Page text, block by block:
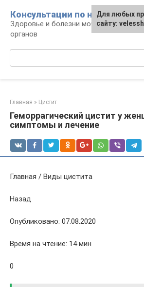
контенту
Консультации по нефрологии
Здоровье и болезни
органов
Главная » Цистит
Геморрагический цистит у
симптомы и лечение
Главная / Виды цистита
Назад
Опубликовано: 07.08.2020
Время на чтение: 14 мин
0
Для любых
сайту: